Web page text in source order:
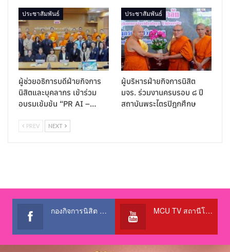
ประชาสัมพันธ์
ผู้ช่วยอธิการบดีฝ่ายกิจการ
นิสิตและบุคลากร เข้าร่วม
อบรมเข้มข้น “PR AI –…
ประชาสัมพันธ์
ผู้บริหารฝ่ายกิจการนิสิต
มจร. ร่วมงานครบรอบ ๘ ปี
สถาบันพระไตรปิฎกศึกษ
PREV NEXT
กองกิจการนิสิต สำนักงานอธิการบดี MCU TV สถานีโทรทัศน์เพื่อการศึกษา @OfficialTBCChannel